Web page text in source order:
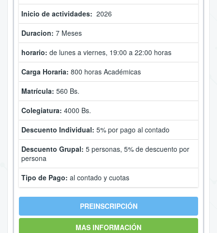
Inicio de actividades: 2026
Duracion: 7 Meses
horario: de lunes a viernes, 19:00 a 22:00 horas
Carga Horaria: 800 horas Académicas
Matrícula: 560 Bs.
Colegiatura: 4000 Bs.
Descuento Individual: 5% por pago al contado
Descuento Grupal: 5 personas, 5% de descuento por
persona
Tipo de Pago: al contado y cuotas
PREINSCRIPCIÓN
MAS INFORMACIÓN